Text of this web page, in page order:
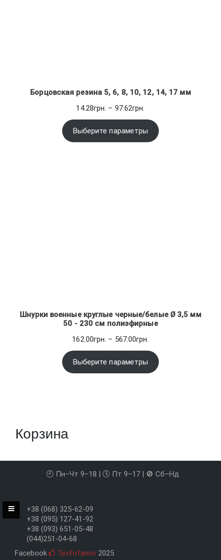
Борцовская резина 5, 6, 8, 10, 12, 14, 17 мм
14.28грн. – 97.62грн.
цен:
14.28грн.
–
Выберите параметры
Шнурки военные круглые черные/белые Ø 3,5 мм
50 - 230 см полиэфирные
162.00грн. – 567.00грн.
цен:
162.00грн.
–
Выберите параметры
Корзина
🕘 Пн–Чт 9–18 | 🕔 Пт 9–17 | 🚫 Сб–Нд
+38 (068) 325-62-09
+38 (095) 127-41-92
+38 (093) 651-05-48
(044)251-04-68
Facebook
Texfofanov 2025